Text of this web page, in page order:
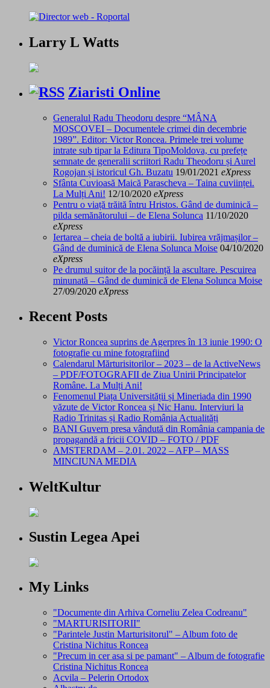
Larry L Watts
Ziaristi Online
Generalul Radu Theodoru despre “MÂNA
MOSCOVEI – Documentele crimei din decembrie
1989”. Editor: Victor Roncea. Primele trei volume
intrate sub tipar la Editura TipoMoldova, cu prefețe
semnate de generalii scriitori Radu Theodoru și Aurel
Rogojan și istoricul Gh. Buzatu 19/01/2021 eXpress
Sfânta Cuvioasă Maică Parascheva – Taina cuviinței.
La Mulți Ani! 12/10/2020 eXpress
Pentru o viață trăită întru Hristos. Gând de duminică –
pilda semănătorului – de Elena Solunca 11/10/2020
eXpress
Iertarea – cheia de boltă a iubirii. Iubirea vrăjmașilor –
Gând de duminică de Elena Solunca Moise 04/10/2020
eXpress
Pe drumul suitor de la pocăință la ascultare. Pescuirea
minunată – Gând de duminică de Elena Solunca Moise
27/09/2020 eXpress
Recent Posts
Victor Roncea suprins de Agerpres în 13 iunie 1990: O
fotografie cu mine fotografiind
Calendarul Mărturisitorilor – 2023 – de la ActiveNews
– PDF/FOTOGRAFII de Ziua Unirii Principatelor
Române. La Mulți Ani!
Fenomenul Piața Universității și Mineriada din 1990
văzute de Victor Roncea și Nic Hanu. Interviuri la
Radio Trinitas și Radio România Actualități
BANI Guvern presa vândută din România campania de
propagandă a fricii COVID – FOTO / PDF
AMSTERDAM – 2.01. 2022 – AFP – MASS
MINCIUNA MEDIA
WeltKultur
Sustin Legea Apei
My Links
"Documente din Arhiva Corneliu Zelea Codreanu"
"MARTURISITORII"
"Parintele Justin Marturisitorul" – Album foto de
Cristina Nichitus Roncea
"Precum in cer asa si pe pamant" – Album de fotografie
Cristina Nichitus Roncea
Acvila – Pelerin Ortodox